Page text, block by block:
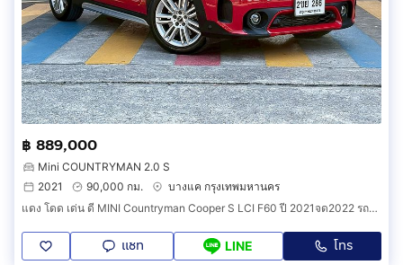
฿ 889,000
Mini COUNTRYMAN 2.0 S
2021
90,000 กม.
บางแค กรุงเทพมหานคร
แดง โดด เด่น ดี MINI Countryman Cooper S LCI F60 ปี 2021จด2022 รถศูนย์ไทย มือเดียวแท้ ไมล์ 9 หมื่นโลแท้ๆ ไม่เคยเฉี่ยวชน ประวัติศูนย์ครบตรวจส
แชท LINE โทร